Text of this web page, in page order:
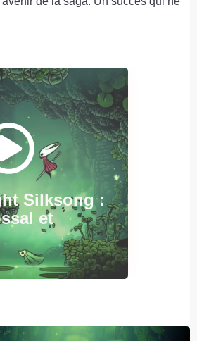
Silksong :
et